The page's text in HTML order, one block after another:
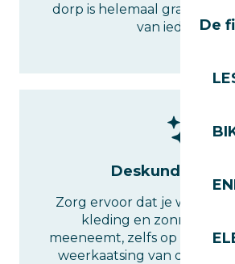
De
dorp is helemaal gratis, tot
van iedereen.
Deskundig
Zorg ervoor dat je warme,
kleding en
meeneemt, zelfs op
weerkaatsing van de